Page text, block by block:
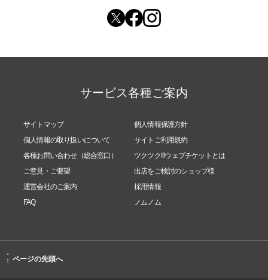
サービス各種ご案内
サイトマップ
個人情報保護方針
個人情報の取り扱いについて
サイトご利用規約
各種お問い合わせ（総合窓口）
ツクツク!!!ウェブチケットとは
ご意見・ご要望
出店をご検討のショップ様
運営会社のご案内
採用情報
FAQ
ノムノム
-
↑ ページの先頭へ